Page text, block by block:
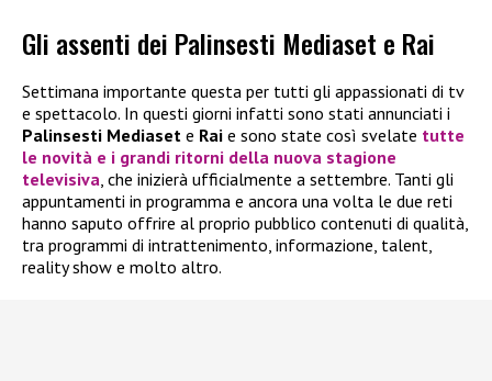
Gli assenti dei Palinsesti Mediaset e Rai
Settimana importante questa per tutti gli appassionati di tv
e spettacolo. In questi giorni infatti sono stati annunciati i
Palinsesti Mediaset e Rai e sono state così svelate tutte
le novità e i grandi ritorni della nuova stagione
televisiva, che inizierà ufficialmente a settembre. Tanti gli
appuntamenti in programma e ancora una volta le due reti
hanno saputo offrire al proprio pubblico contenuti di qualità,
tra programmi di intrattenimento, informazione, talent,
reality show e molto altro.